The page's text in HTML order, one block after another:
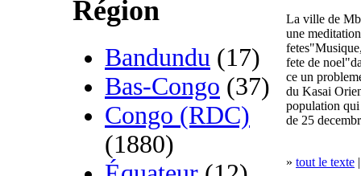
Région
Bandundu (17)
Bas-Congo (37)
Congo (RDC)
(1880)
La ville de
une
fete de
ce un
du Kasai
population qui
de 25
» tout le texte